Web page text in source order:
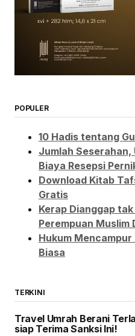
POPULER
10 Hadis tentang
Jumlah Seserahan,
Biaya Resepsi
Download Kitab
Gratis
Kerap Dianggap
Perempuan Muslim
Hukum
Biasa
TERKINI
Travel Umrah Berani
siap Terima Sanksi Ini!